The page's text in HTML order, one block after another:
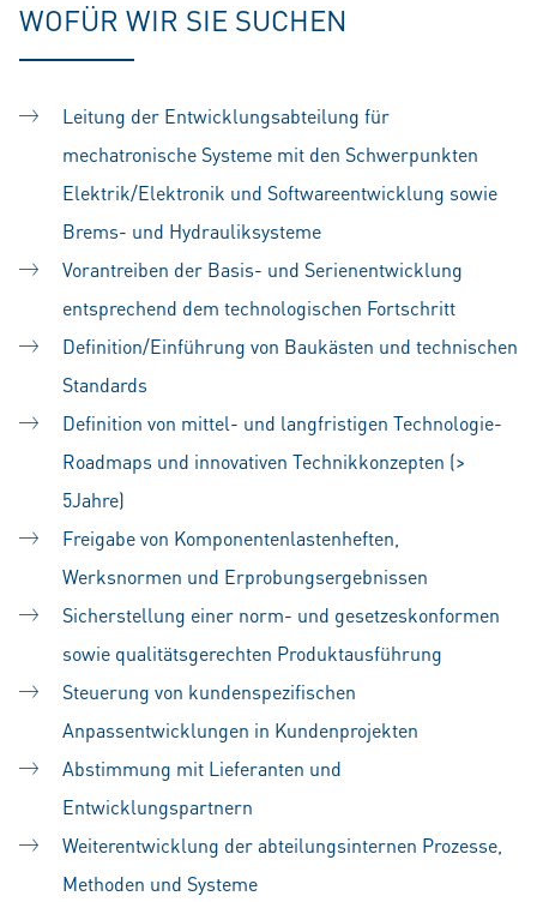
WOFÜR WIR SIE SUCHEN
Leitung der Entwicklungsabteilung für
mechatronische Systeme mit den Schwerpunkten
Elektrik/Elektronik und Softwareentwicklung sowie
Brems- und Hydrauliksysteme
Vorantreiben der Basis- und Serienentwicklung
entsprechend dem technologischen Fortschritt
Definition/Einführung von Baukästen und technischen
Standards
Definition von mittel- und langfristigen Technologie-
Roadmaps und innovativen Technikkonzepten (>
5Jahre)
Freigabe von Komponentenlastenheften,
Werksnormen und Erprobungsergebnissen
Sicherstellung einer norm- und gesetzeskonformen
sowie qualitätsgerechten Produktausführung
Steuerung von kundenspezifischen
Anpassentwicklungen in Kundenprojekten
Abstimmung mit Lieferanten und
Entwicklungspartnern
Weiterentwicklung der abteilungsinternen Prozesse,
Methoden und Systeme